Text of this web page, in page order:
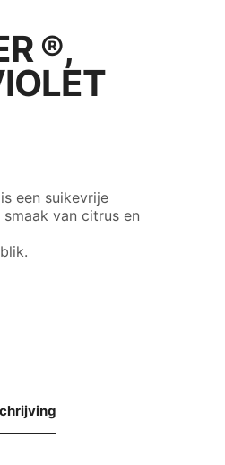
®,
een suikevrije
van citrus en